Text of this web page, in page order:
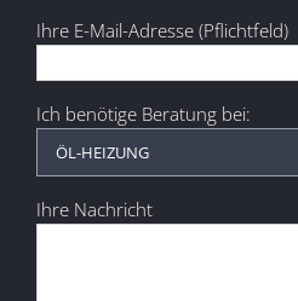
Ihre E-Mail-Adresse (Pflichtfeld)
Ich benötige Beratung bei:
Ihre Nachricht